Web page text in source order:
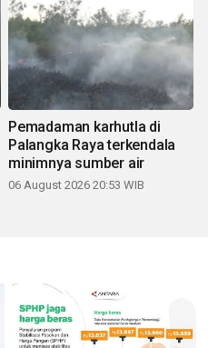
Pemadaman karhutla di
Palangka Raya terkendala
minimnya sumber air
06 August 2026 20:53 WIB